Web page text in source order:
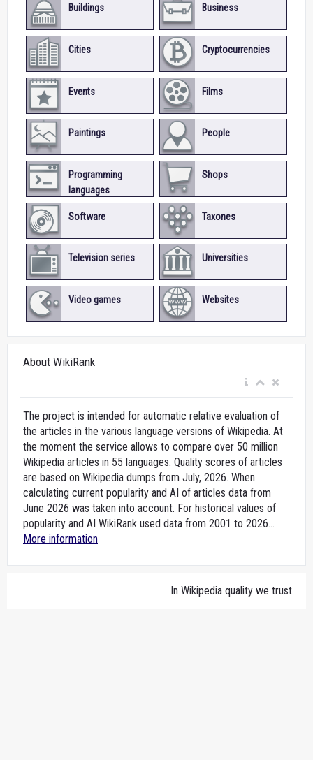
Buildings Business
Cities Cryptocurrencies
Events Films
Paintings People
Programming
languages
Shops
Software Taxones
Television series Universities
Video games Websites
About WikiRank
The project is intended for automatic relative evaluation of
the articles in the various language versions of Wikipedia. At
the moment the service allows to compare over 50 million
Wikipedia articles in 55 languages. Quality scores of articles
are based on Wikipedia dumps from July, 2026. When
calculating current popularity and AI of articles data from
June 2026 was taken into account. For historical values of
popularity and AI WikiRank used data from 2001 to 2026...
More information
In Wikipedia quality we trust